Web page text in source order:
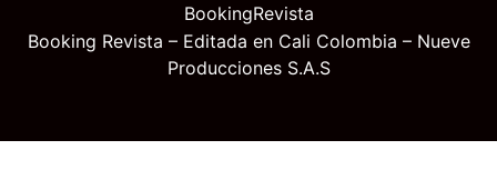
BookingRevista
Booking Revista – Editada en Cali Colombia – Nueve
Producciones S.A.S